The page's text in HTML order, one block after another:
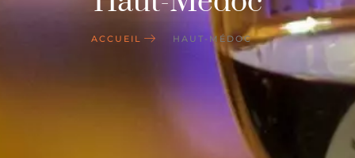
ACCUEIL HAUT-MÉDOC